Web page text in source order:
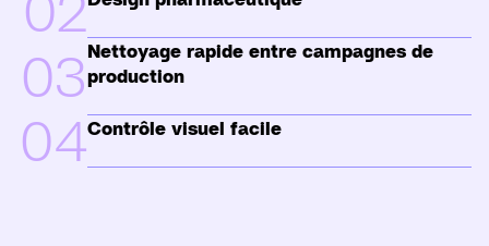
03Nettoyage rapide entre campagnes de
production
04Contrôle visuel facile